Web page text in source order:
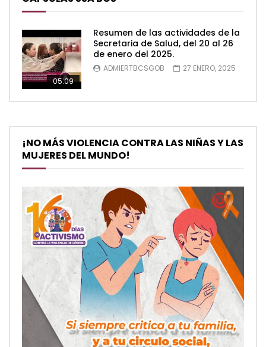
05:09
Resumen de las actividades de la
Secretaria de Salud, del 20 al 26
de enero del 2025.
ADMIERTBCSGOB 27 ENERO, 2025
¡NO MÁS VIOLENCIA CONTRA LAS NIÑAS Y LAS
MUJERES DEL MUNDO!